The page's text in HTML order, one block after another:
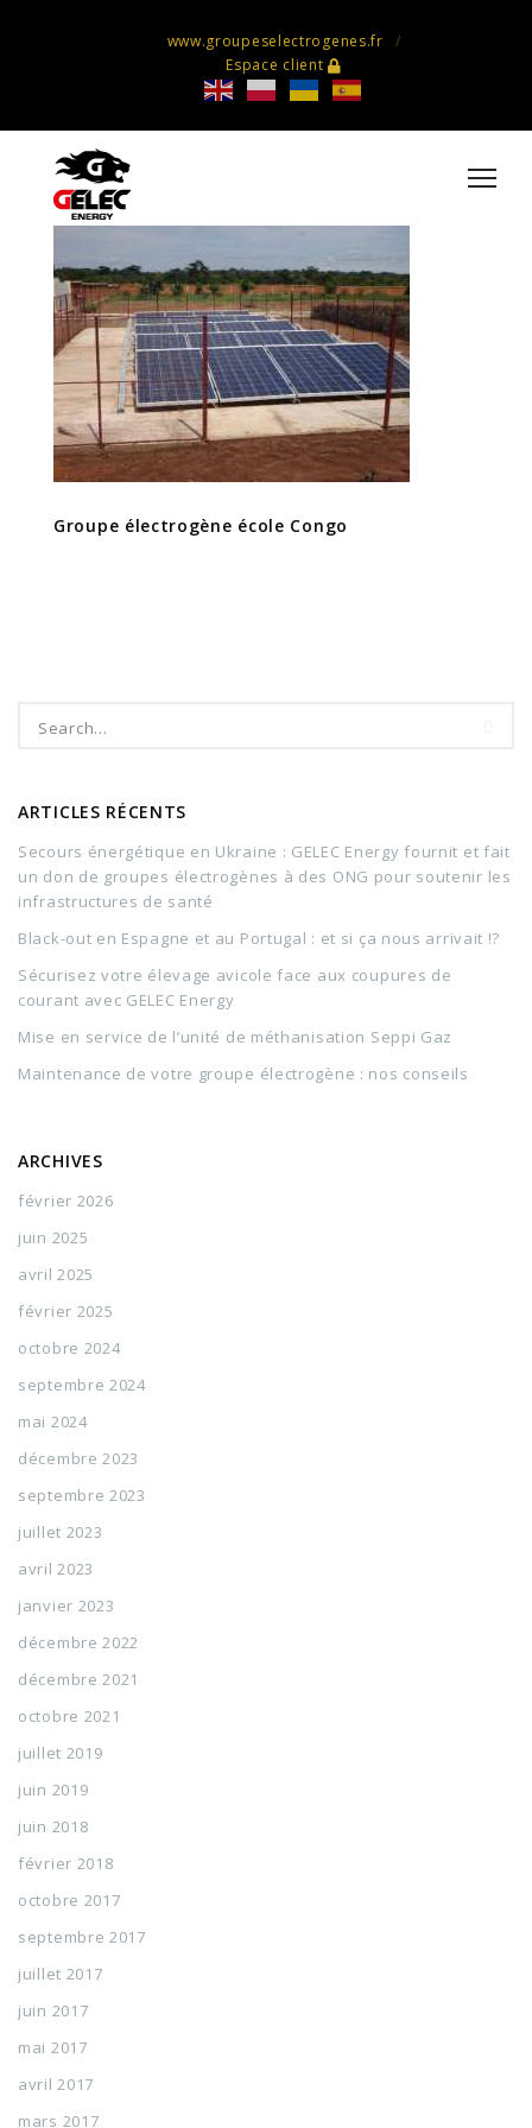
www.groupeselectrogenes.fr
Espace client
Groupe électrogène école Congo
Groupe électrogène école Congo
ARTICLES RÉCENTS
Secours énergétique en Ukraine : GELEC Energy fournit et fait
un don de groupes électrogènes à des ONG pour soutenir les
infrastructures de santé
Black-out en Espagne et au Portugal : et si ça nous arrivait !?
Sécurisez votre élevage avicole face aux coupures de
courant avec GELEC Energy
Mise en service de l’unité de méthanisation Seppi Gaz
Maintenance de votre groupe électrogène : nos conseils
ARCHIVES
février 2026
juin 2025
avril 2025
février 2025
octobre 2024
septembre 2024
mai 2024
décembre 2023
septembre 2023
juillet 2023
avril 2023
janvier 2023
décembre 2022
décembre 2021
octobre 2021
juillet 2019
juin 2019
juin 2018
février 2018
octobre 2017
septembre 2017
juillet 2017
juin 2017
mai 2017
avril 2017
mars 2017